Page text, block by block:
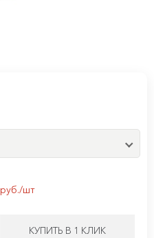
руб./шт
КУПИТЬ В 1 КЛИК